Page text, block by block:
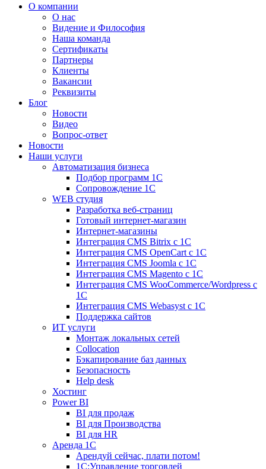
О компании
О нас
Видение и Философия
Наша команда
Сертификаты
Партнеры
Клиенты
Вакансии
Реквизиты
Блог
Новости
Видео
Вопрос-ответ
Новости
Наши услуги
Автоматизация бизнеса
Подбор программ 1С
Сопровождение 1С
WEB студия
Разработка веб-страниц
Готовый интернет-магазин
Интернет-магазины
Интеграция CMS Bitrix с 1С
Интеграция CMS OpenCart с 1С
Интеграция CMS Joomla с 1С
Интеграция CMS Magento с 1С
Интеграция CMS WooCommerce/Wordpress с
1С
Интеграция CMS Webasyst с 1С
Поддержка сайтов
ИТ услуги
Монтаж локальных сетей
Collocation
Бэкапирование баз данных
Безопасность
Help desk
Хостинг
Power BI
BI для продаж
BI для Производства
BI для HR
Аренда 1C
Арендуй сейчас, плати потом!
1С:Управление торговлей